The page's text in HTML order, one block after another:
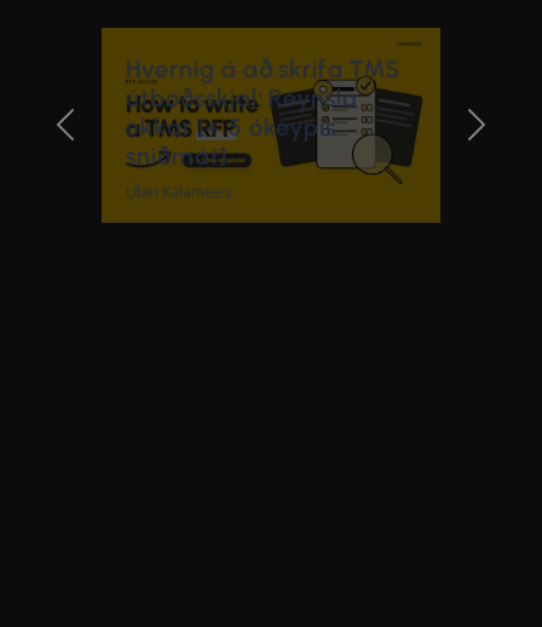
Hvernig á að skrifa TMS
útboðsskjal: Reynsla
okkar [+ 5 ókeypis
sniðmát]
Ülari Kalamees
Previous Slide Next